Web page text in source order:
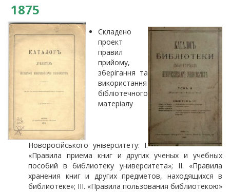
1875
Складено
проект
правил
прийому,
зберігання та
використання
бібліотечного
матеріалу
Новоросійського університету: І.
«Правила приема книг и других ученых и учебных
пособий в библиотеку университета»; ІІ. «Правила
хранения книг и других предметов, находящихся в
библиотеке»; ІІІ. «Правила пользования библиотекою»